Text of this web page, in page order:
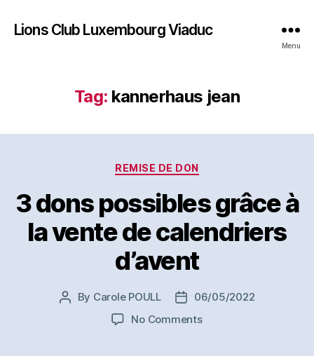
Lions Club Luxembourg Viaduc
Menu
Tag: kannerhaus jean
Categories
REMISE DE DON
3 dons possibles grâce à
la vente de calendriers
d’avent
Post
By Carole POULL
Post06/05/2022
No Commentson